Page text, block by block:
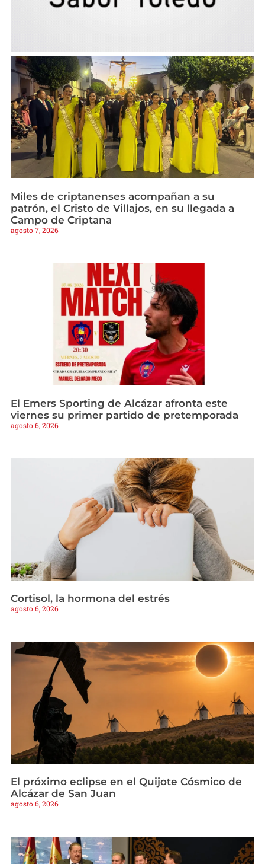
Miles de criptanenses acompañan a su
patrón, el Cristo de Villajos, en su llegada a
Campo de Criptana
agosto 7, 2026
El Emers Sporting de Alcázar afronta este
viernes su primer partido de pretemporada
agosto 6, 2026
Cortisol, la hormona del estrés
agosto 6, 2026
El próximo eclipse en el Quijote Cósmico de
Alcázar de San Juan
agosto 6, 2026